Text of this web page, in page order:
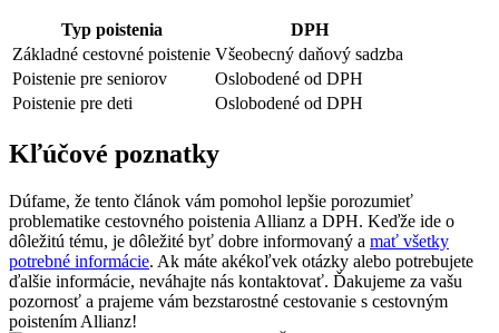
Typ poistenia
DPH
Základné cestovné poistenie Všeobecný daňový sadzba
Poistenie pre seniorov
Oslobodené od DPH
Poistenie pre deti
Oslobodené od DPH
Kľúčové poznatky
Dúfame, že tento článok vám pomohol lepšie porozumieť
problematike cestovného poistenia Allianz a DPH. Keďže ide o
dôležitú tému, je dôležité byť dobre informovaný a mať všetky
potrebné informácie. Ak máte akékoľvek otázky alebo potrebujete
ďalšie informácie, neváhajte nás kontaktovať. Ďakujeme za vašu
pozornosť a prajeme vám bezstarostné cestovanie s cestovným
poistením Allianz!